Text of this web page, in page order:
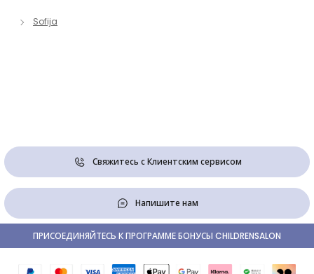
Sofija
Свяжитесь с Клиентским сервисом
Напишите нам
ПРИСОЕДИНЯЙТЕСЬ К ПРОГРАММЕ БОНУСЫ CHILDRENSALON